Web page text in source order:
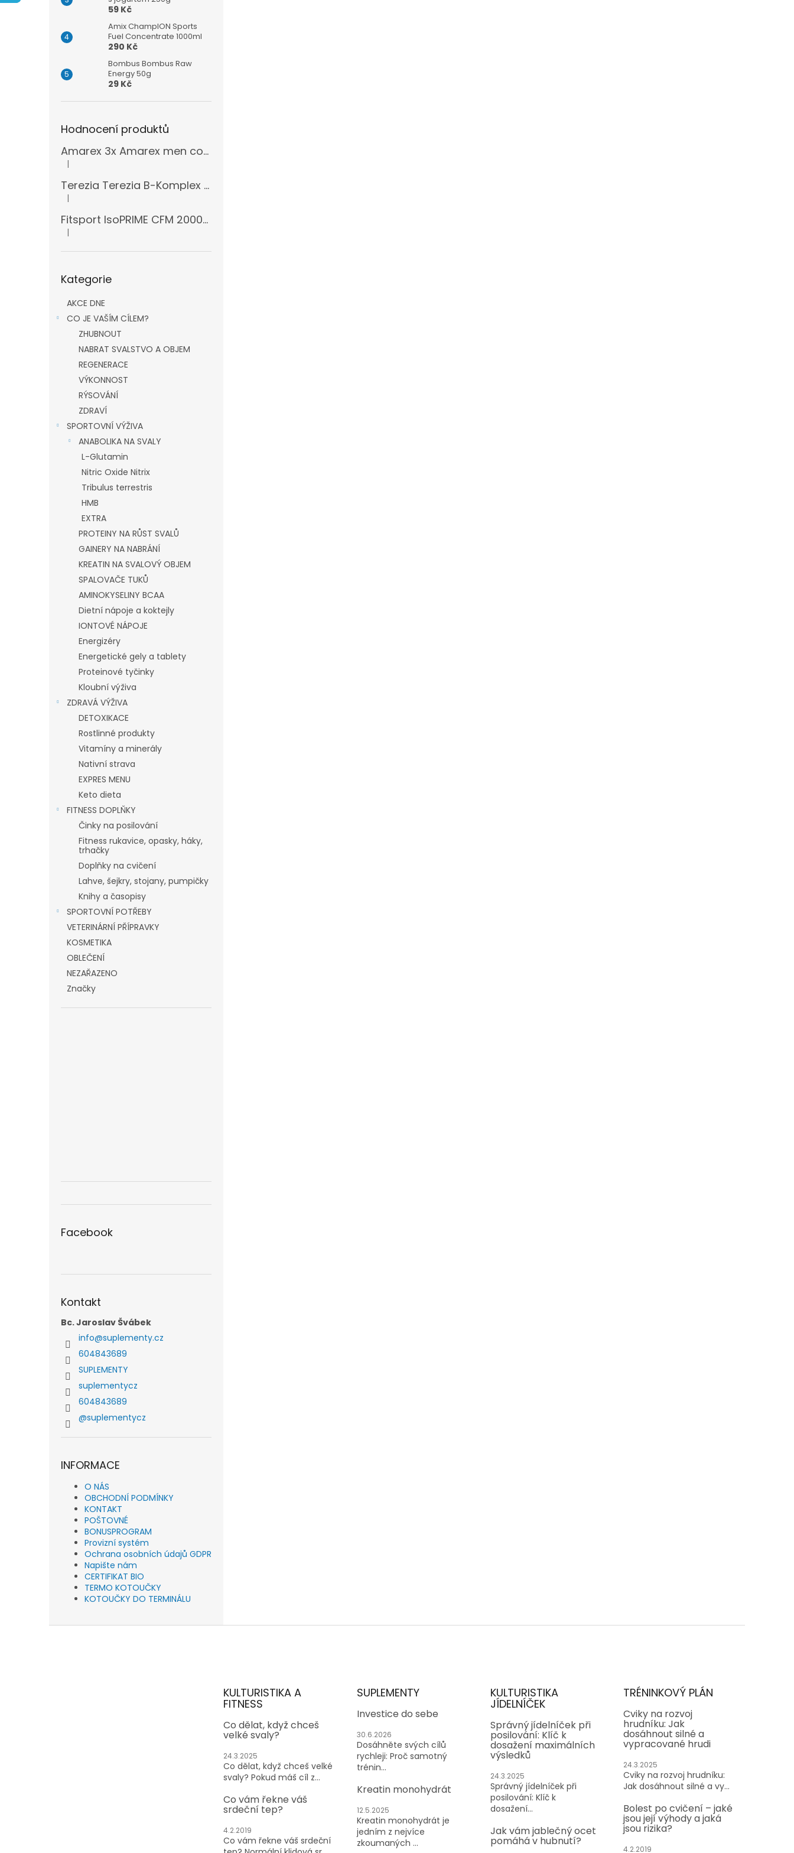
59 Kč
Amix ChampION Sports
Fuel Concentrate 1000ml
290 Kč
Bombus Bombus Raw
Energy 50g
29 Kč
Hodnocení produktů
Amarex 3x Amarex men complex 120 kapslí
Hodnocení produktu je 5 z 5 hvězdiček.
|
Terezia Terezia B-Komplex super forte 100 tablet
Hodnocení produktu je 5 z 5 hvězdiček.
|
Fitsport IsoPRIME CFM 2000g + šejkr
Hodnocení produktu je 5 z 5 hvězdiček.
|
kategorie
Kategorie
AKCE DNE
CO JE VAŠÍM CÍLEM?
ZHUBNOUT
NABRAT SVALSTVO A OBJEM
REGENERACE
VÝKONNOST
RÝSOVÁNÍ
ZDRAVÍ
SPORTOVNÍ VÝŽIVA
ANABOLIKA NA SVALY
L-Glutamin
Nitric Oxide Nitrix
Tribulus terrestris
HMB
EXTRA
PROTEINY NA RŮST SVALŮ
GAINERY NA NABRÁNÍ
KREATIN NA SVALOVÝ OBJEM
SPALOVAČE TUKŮ
AMINOKYSELINY BCAA
Dietní nápoje a koktejly
IONTOVÉ NÁPOJE
Energizéry
Energetické gely a tablety
Proteinové tyčinky
Kloubní výživa
ZDRAVÁ VÝŽIVA
DETOXIKACE
Rostlinné produkty
Vitamíny a minerály
Nativní strava
EXPRES MENU
Keto dieta
FITNESS DOPLŇKY
Činky na posilování
Fitness rukavice, opasky, háky,
trhačky
Doplňky na cvičení
Lahve, šejkry, stojany, pumpičky
Knihy a časopisy
SPORTOVNÍ POTŘEBY
VETERINÁRNÍ PŘÍPRAVKY
KOSMETIKA
OBLEČENÍ
NEZAŘAZENO
Značky
Facebook
Kontakt
Bc. Jaroslav Švábek
info@suplementy.cz
604843689
SUPLEMENTY
suplementycz
604843689
@suplementycz
INFORMACE
O NÁS
OBCHODNÍ PODMÍNKY
KONTAKT
POŠTOVNÉ
BONUSPROGRAM
Provizní systém
Ochrana osobních údajů GDPR
Napište nám
CERTIFIKAT BIO
TERMO KOTOUČKY
KOTOUČKY DO TERMINÁLU
KULTURISTIKA A
FITNESS
Co dělat, když chceš
velké svaly?
24.3.2025
Co dělat, když chceš velké
svaly? Pokud máš cíl z...
Co vám řekne váš
srdeční tep?
4.2.2019
Co vám řekne váš srdeční
SUPLEMENTY
Investice do sebe
30.6.2026
Dosáhněte svých cílů
rychleji: Proč samotný
trénin...
Kreatin monohydrát
12.5.2025
Kreatin monohydrát je
jedním z nejvíce
zkoumaných ...
KULTURISTIKA
JÍDELNÍČEK
Správný jídelníček při
posilování: Klíč k
dosažení maximálních
výsledků
24.3.2025
Správný jídelníček při
posilování: Klíč k
dosažení...
Jak vám jablečný ocet
pomáhá v hubnutí?
TRÉNINKOVÝ PLÁN
Cviky na rozvoj
hrudníku: Jak
dosáhnout silné a
vypracované hrudi
24.3.2025
Cviky na rozvoj hrudníku:
Jak dosáhnout silné a vy...
Bolest po cvičení – jaké
jsou její výhody a jaká
jsou rizika?
4.2.2019